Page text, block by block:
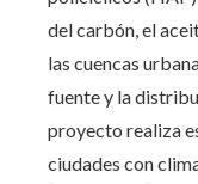
del carbón, el
las cuencas
fuente y la
proyecto realiza
ciudades con